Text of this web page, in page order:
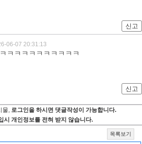
신고
06-07 20:31:13
ㅋㅋㅋㅋㅋㅋㅋㅋㅋㅋ
신고
물, 로그인을 하시면 댓글작성이 가능합니다.
시 개인정보를 전혀 받지 않습니다.
목록보기